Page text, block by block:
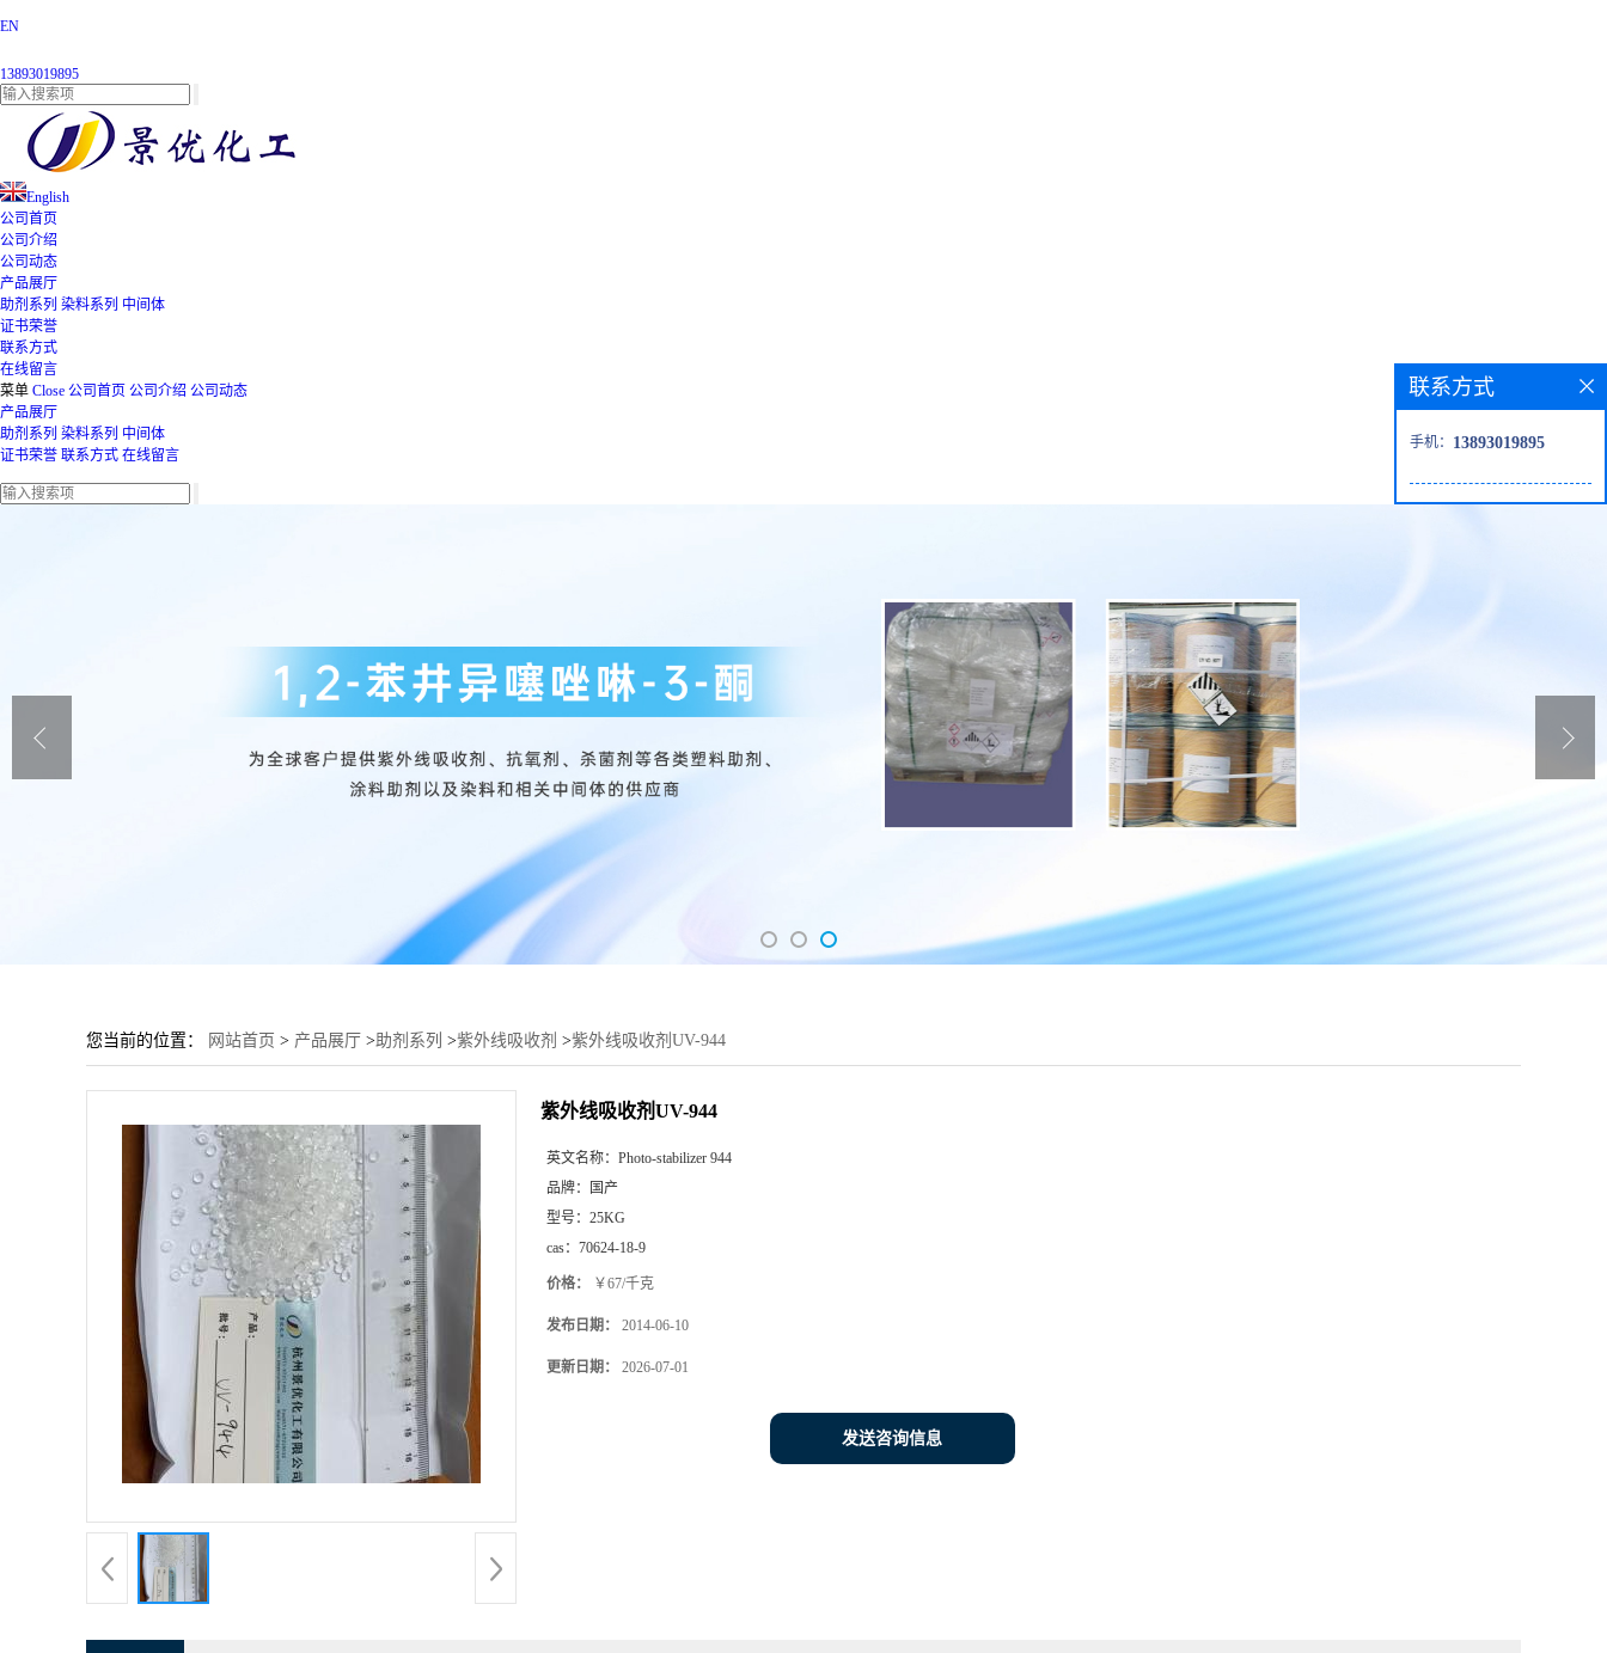
EN
13893019895
English
公司首页
公司介绍
公司动态
产品展厅
助剂系列 染料系列 中间体
证书荣誉
联系方式
在线留言
菜单 Close 公司首页 公司介绍 公司动态
产品展厅
助剂系列 染料系列 中间体
证书荣誉 联系方式 在线留言
您当前的位置： 网站首页 > 产品展厅 >助剂系列 >紫外线吸收剂 >紫外线吸收剂UV-944
紫外线吸收剂UV-944
英文名称： Photo-stabilizer 944
品牌：
国产
型号： 25KG
cas： 70624-18-9
价格： ￥67/千克
发布日期： 2014-06-10
更新日期： 2026-07-01
发送咨询信息
联系方式
手机： 13893019895